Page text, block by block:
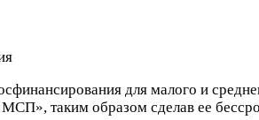
для малого и
таким образом сделав ее